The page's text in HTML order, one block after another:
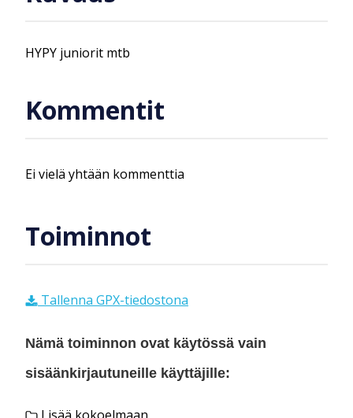
HYPY juniorit mtb
Kommentit
Ei vielä yhtään kommenttia
Toiminnot
Tallenna GPX-tiedostona
Nämä toiminnon ovat käytössä vain
sisäänkirjautuneille käyttäjille: